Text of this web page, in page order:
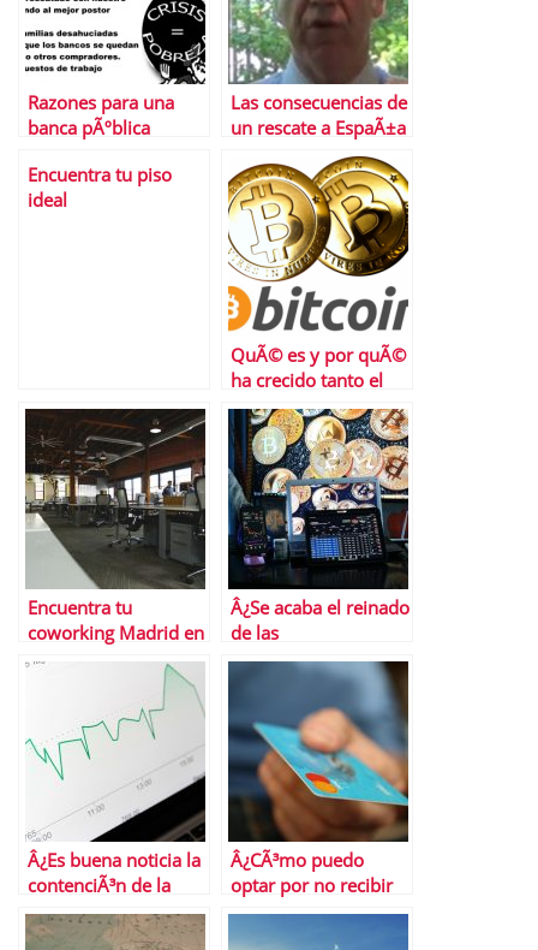
Razones para una
banca pÃºblica
Las consecuencias de
un rescate a EspaÃ±a
Encuentra tu piso
ideal
QuÃ© es y por quÃ©
ha crecido tanto el
trading de
criptomonedas
Encuentra tu
coworking Madrid en
Cloudworks
Â¿Se acaba el reinado
de las
criptomonedas?
Â¿Es buena noticia la
contenciÃ³n de la
inflaciÃ³n
subyacente?
Â¿CÃ³mo puedo
optar por no recibir
ofertas de tarjetas de
crÃ©dito?